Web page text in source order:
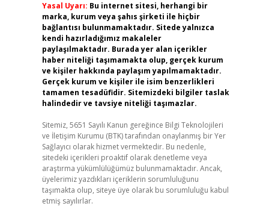
Yasal Uyarı: Bu internet sitesi, herhangi bir
marka, kurum veya şahıs şirketi ile hiçbir
bağlantısı bulunmamaktadır. Sitede yalnızca
kendi hazırladığımız makaleler
paylaşılmaktadır. Burada yer alan içerikler
haber niteliği taşımamakta olup, gerçek kurum
ve kişiler hakkında paylaşım yapılmamaktadır.
Gerçek kurum ve kişiler ile isim benzerlikleri
tamamen tesadüfidir. Sitemizdeki bilgiler taslak
halindedir ve tavsiye niteliği taşımazlar.
Sitemiz, 5651 Sayılı Kanun gereğince Bilgi Teknolojileri
ve İletişim Kurumu (BTK) tarafından onaylanmış bir Yer
Sağlayıcı olarak hizmet vermektedir. Bu nedenle,
sitedeki içerikleri proaktif olarak denetleme veya
araştırma yükümlülüğümüz bulunmamaktadır. Ancak,
üyelerimiz yazdıkları içeriklerin sorumluluğunu
taşımakta olup, siteye üye olarak bu sorumluluğu kabul
etmiş sayılırlar.